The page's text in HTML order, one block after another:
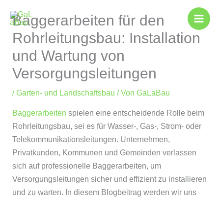
Inhalt
springen
Baggerarbeiten für den
Rohrleitungsbau: Installation
und Wartung von
Versorgungsleitungen
/Garten- und Landschaftsbau / Von GaLaBau
Baggerarbeiten spielen eine entscheidende Rolle beim
Rohrleitungsbau, sei es für Wasser-, Gas-, Strom- oder
Telekommunikationsleitungen. Unternehmen,
Privatkunden, Kommunen und Gemeinden verlassen
sich auf professionelle Baggerarbeiten, um
Versorgungsleitungen sicher und effizient zu installieren
und zu warten. In diesem Blogbeitrag werden wir uns